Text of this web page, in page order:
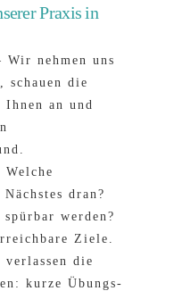
Praxis in
nehmen uns
schauen die
Ihnen an und
dran?
werden?
Ziele.
die
kurze Übungs-